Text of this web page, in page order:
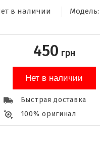
в наличии Модель:
450 грн
Нет в наличии
Быстрая доставка
100% оригинал